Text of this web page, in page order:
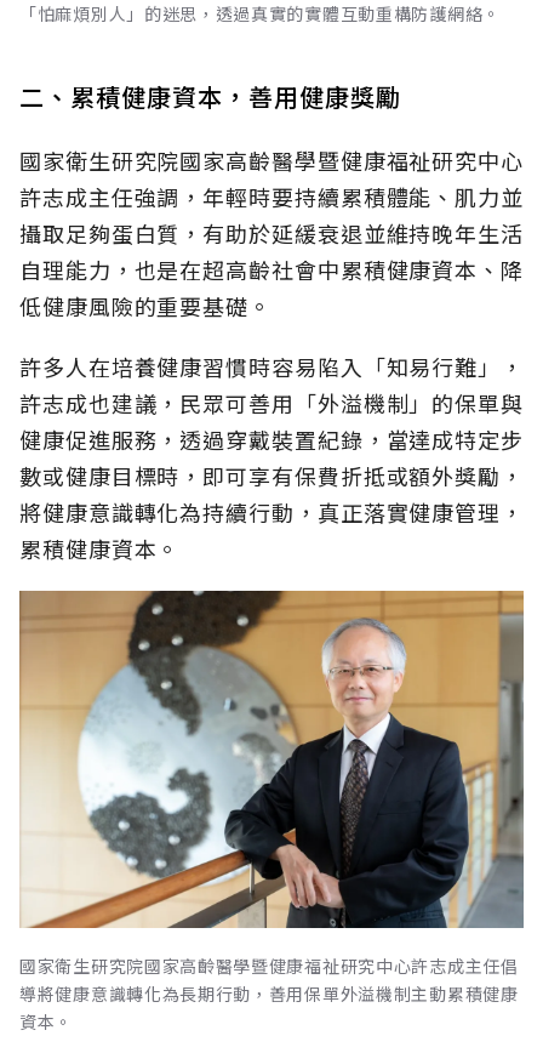
「怕麻煩別人」的迷思，透過真實的實體互動重構防護網絡。
二、累積健康資本，善用健康獎勵
國家衛生研究院國家高齡醫學暨健康福祉研究中心
許志成主任強調，年輕時要持續累積體能、肌力並
攝取足夠蛋白質，有助於延緩衰退並維持晚年生活
自理能力，也是在超高齡社會中累積健康資本、降
低健康風險的重要基礎。
許多人在培養健康習慣時容易陷入「知易行難」，
許志成也建議，民眾可善用「外溢機制」的保單與
健康促進服務，透過穿戴裝置紀錄，當達成特定步
數或健康目標時，即可享有保費折抵或額外獎勵，
將健康意識轉化為持續行動，真正落實健康管理，
累積健康資本。
國家衛生研究院國家高齡醫學暨健康福祉研究中心許志成主任倡
導將健康意識轉化為長期行動，善用保單外溢機制主動累積健康
資本。